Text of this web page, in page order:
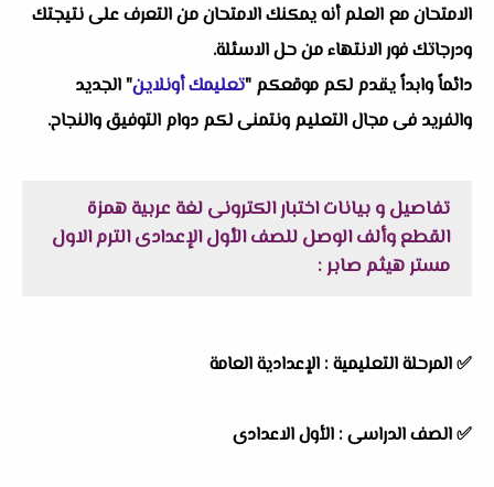
الامتحان مع العلم أنه يمكنك الامتحان من التعرف على نتيجتك
ودرجاتك فور الانتهاء من حل الاسئلة.
دائماً وابداً يقدم لكم موقعكم "تعليمك أونلاين" الجديد
والفريد فى مجال التعليم ونتمنى لكم دوام التوفيق والنجاح.
تفاصيل و بيانات اختبار الكترونى لغة عربية همزة
القطع وألف الوصل للصف الأول الإعدادى الترم الاول
مستر هيثم صابر :
✅ المرحلة التعليمية : الإعدادية العامة
✅ الصف الدراسى : الأول الاعدادى